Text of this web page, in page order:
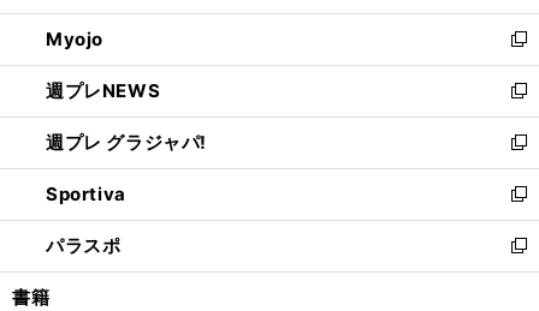
開
く
ウ
で
開
く
ン
ド
ウ
で
開
く
ウ
ィ
ン
ド
ウ
で
開
く
Myojo
新
し
い
ウ
ィ
ン
ド
ウ
で
開
週プレNEWS
新
し
い
ウ
ィ
ン
ド
ウ
週プレ グラジャパ!
新
し
い
ウ
ィ
ン
Sportiva
新
し
い
ウ
パラスポ
新
し
書籍